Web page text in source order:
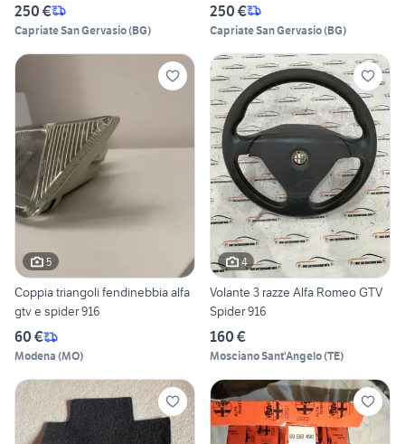
250 €
Capriate San Gervasio(BG)
250 €
Capriate San Gervasio(BG)
5
Coppia triangoli fendinebbia alfa
gtv e spider 916
60 €
Modena (MO)
4
Volante 3 razze Alfa Romeo GTV
Spider 916
160 €
Mosciano Sant'Angelo(TE)